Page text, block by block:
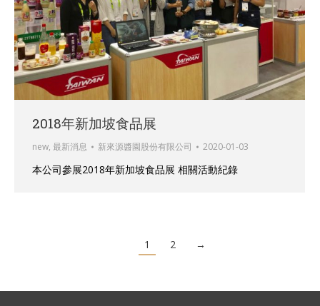
2018年新加坡食品展
new, 最新消息 新來源醬園股份有限公司 2020-01-03
本公司參展2018年新加坡食品展 相關活動紀錄
1 2 →